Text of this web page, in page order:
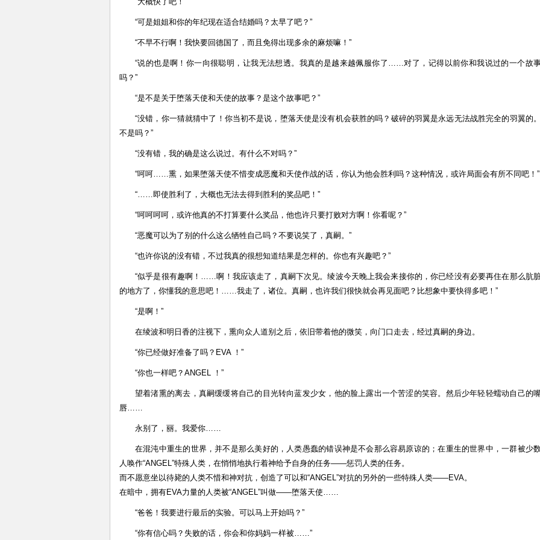
“可是姐姐和你的年纪现在适合结婚吗？太早了吧？”
“不早不行啊！我快要回德国了，而且免得出现多余的麻烦嘛！”
“说的也是啊！你一向很聪明，让我无法想透。我真的是越来越佩服你了……对了，记得以前你和我说过的一个故
吗？”
“是不是关于堕落天使和天使的故事？是这个故事吧？”
“没错，你一猜就猜中了！你当初不是说，堕落天使是没有机会获胜的吗？破碎的羽翼是永远无法战胜完全的羽翼的
不是吗？”
“没有错，我的确是这么说过。有什么不对吗？”
“呵呵……熏，如果堕落天使不惜变成恶魔和天使作战的话，你认为他会胜利吗？这种情况，或许局面会有所不同吧！”
“……即使胜利了，大概也无法去得到胜利的奖品吧！”
“呵呵呵呵，或许他真的不打算要什么奖品，他也许只要打败对方啊！你看呢？”
“恶魔可以为了别的什么这么牺牲自己吗？不要说笑了，真嗣。”
“也许你说的没有错，不过我真的很想知道结果是怎样的。你也有兴趣吧？”
“似乎是很有趣啊！……啊！我应该走了，真嗣下次见。绫波今天晚上我会来接你的，你已经没有必要再住在那么肮
的地方了，你懂我的意思吧！……我走了，诸位。真嗣，也许我们很快就会再见面吧？比想象中要快得多吧！”
“是啊！”
在绫波和明日香的注视下，熏向众人道别之后，依旧带着他的微笑，向门口走去，经过真嗣的身边。
“你已经做好准备了吗？EVA ！”
“你也一样吧？ANGEL ！”
望着渚熏的离去，真嗣缓缓将自己的目光转向蓝发少女，他的脸上露出一个苦涩的笑容。然后少年轻轻蠕动自己的
唇……
永别了，丽。我爱你……
在混沌中重生的世界，并不是那么美好的，人类愚蠢的错误神是不会那么容易原谅的；在重生的世界中，一群被少
人唤作“ANGEL”特殊人类，在悄悄地执行着神给予自身的任务——惩罚人类的任务。
而不愿意坐以待毙的人类不惜和神对抗，创造了可以和“ANGEL”对抗的另外的一些特殊人类——EVA。
在暗中，拥有EVA力量的人类被“ANGEL”叫做——堕落天使……
“爸爸！我要进行最后的实验。可以马上开始吗？”
“你有信心吗？失败的话，你会和你妈妈一样被……”